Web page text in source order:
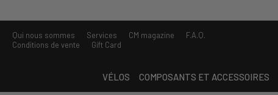
Qui nous sommes Services CM magazine
F.A.Q.
Conditions de vente
Gift Card
VÉLOS COMPOSANTS ET ACCESSOIRES